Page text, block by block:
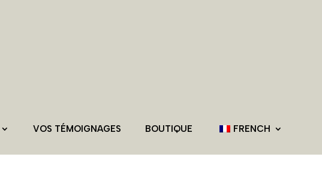
VOS TÉMOIGNAGES BOUTIQUE FRENCH